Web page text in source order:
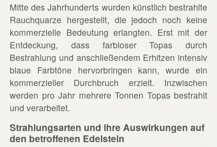
Mitte des Jahrhunderts wurden künstlich bestrahlte
Rauchquarze hergestellt, die jedoch noch keine
kommerzielle Bedeutung erlangten. Erst mit der
Entdeckung, dass farbloser Topas durch
Bestrahlung und anschließendem Erhitzen intensiv
blaue Farbtöne hervorbringen kann, wurde ein
kommerzieller Durchbruch erzielt. Inzwischen
werden pro Jahr mehrere Tonnen Topas bestrahlt
und verarbeitet.
Strahlungsarten und ihre Auswirkungen auf
den betroffenen Edelstein